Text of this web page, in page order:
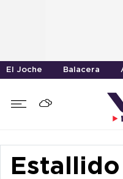
El Joche Balacera
Estallido